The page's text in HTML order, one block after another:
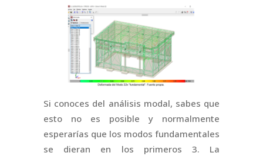
Si conoces del análisis modal, sabes que
esto no es posible y normalmente
esperarías que los modos fundamentales
se dieran en los primeros 3. La